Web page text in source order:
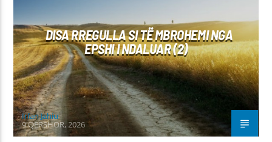
MIRËSJELLJA - EDUKATA FETARE
PROBLEME SHPIRTËRORE & SHOQËRORE
DISA RREGULLA SI TË MBROHEMI NGA
EPSHI I NDALUAR (2)
Irfan Jahiu
9 QERSHOR, 2026